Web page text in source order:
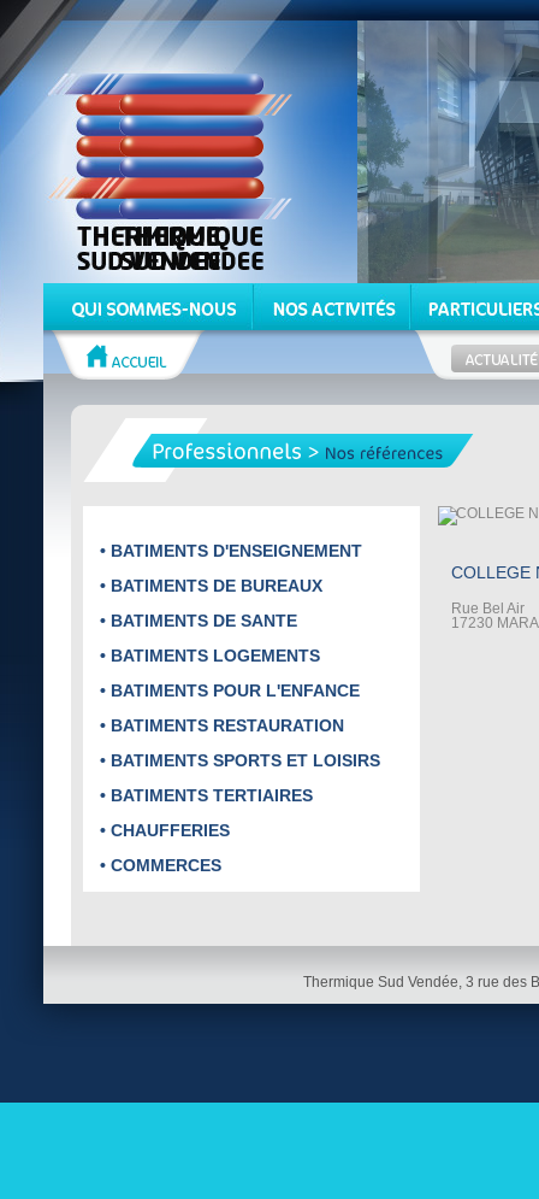
• BATIMENTS D'ENSEIGNEMENT
• BATIMENTS DE BUREAUX
• BATIMENTS DE SANTE
• BATIMENTS LOGEMENTS
• BATIMENTS POUR L'ENFANCE
• BATIMENTS RESTAURATION
• BATIMENTS SPORTS ET LOISIRS
• BATIMENTS TERTIAIRES
• CHAUFFERIES
• COMMERCES
COLLEGE
Rue Bel Air
17230
Thermique Sud Vendée, 3 rue des